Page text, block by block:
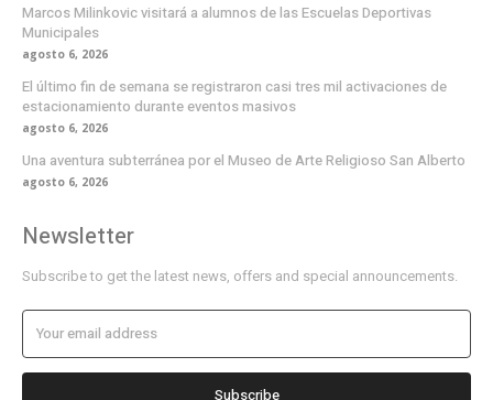
Marcos Milinkovic visitará a alumnos de las Escuelas Deportivas
Municipales
agosto 6, 2026
El último fin de semana se registraron casi tres mil activaciones de
estacionamiento durante eventos masivos
agosto 6, 2026
Una aventura subterránea por el Museo de Arte Religioso San Alberto
agosto 6, 2026
Newsletter
Subscribe to get the latest news, offers and special announcements.
Subscribe